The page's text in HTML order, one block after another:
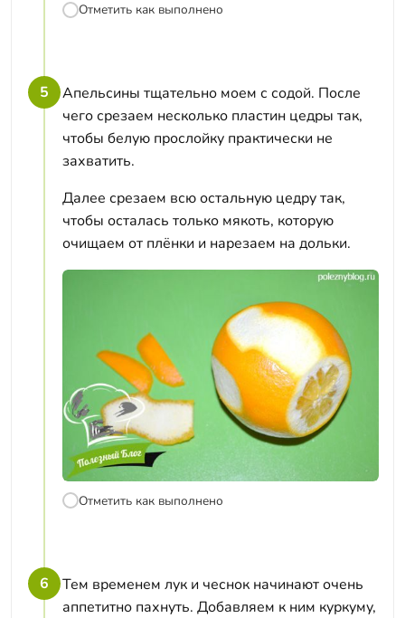
Отметить как выполнено
5
Апельсины тщательно моем с содой. После
чего срезаем несколько пластин цедры так,
чтобы белую прослойку практически не
захватить.
Далее срезаем всю остальную цедру так,
чтобы осталась только мякоть, которую
очищаем от плёнки и нарезаем на дольки.
Отметить как выполнено
6
Тем временем лук и чеснок начинают очень
аппетитно пахнуть. Добавляем к ним куркуму,